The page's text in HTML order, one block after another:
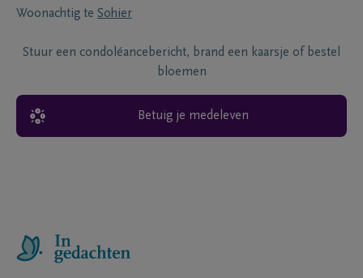
Woonachtig te Sohier
Stuur een condoléancebericht, brand een kaarsje of bestel
bloemen
Betuig je medeleven